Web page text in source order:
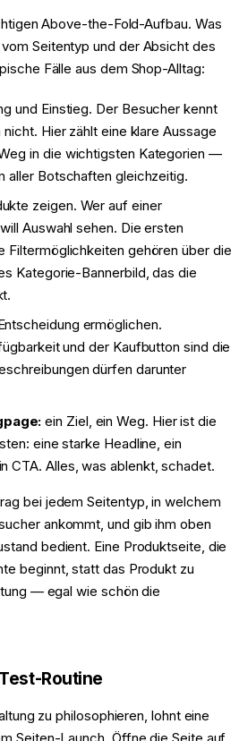
Above-the-Fold-Aufbau. Was
Seitentyp und der Absicht des
Fälle aus dem Shop-Alltag:
und Einstieg. Der Besucher kennt
Hier zählt eine klare Aussage
in die wichtigsten Kategorien —
aller Botschaften gleichzeitig.
zeigen. Wer auf einer
Auswahl sehen. Die ersten
Filtermöglichkeiten gehören über die
Kategorie-Bannerbild, das die
ermöglichen.
und der Kaufbutton sind die
dürfen darunter
ein Ziel, ein Weg. Hier ist die
eine starke Headline, ein
CTA. Alles, was ablenkt, schadet.
bei jedem Seitentyp, in welchem
ankommt, und gib ihm oben
bedient. Eine Produktseite, die
beginnt, statt das Produkt zu
— egal wie schön die
Routine
zu philosophieren, lohnt eine